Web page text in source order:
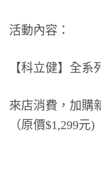
活動內容：
【科立健】 全系
來店消費，加購
（原價$1,299元)